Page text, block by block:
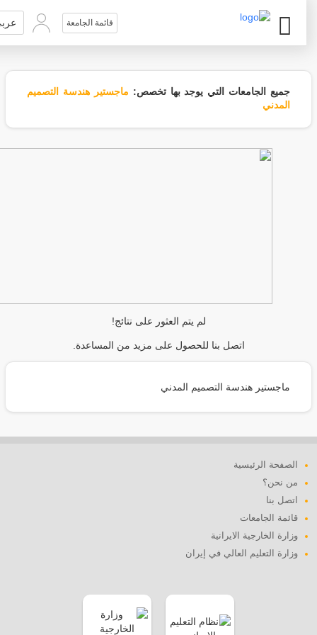
قائمة الجامعة عربي
جميع الجامعات التي يوجد بها تخصص:ماجستير هندسة التصميم
المدني
لم يتم العثور على نتائج!
اتصل بنا للحصول على مزيد من المساعدة.
ماجستير هندسة التصميم المدني
الصفحة الرئيسية
من نحن؟
اتصل بنا
قائمة الجامعات
وزارة الخارجية الايرانية
وزارة التعليم العالي في إيران